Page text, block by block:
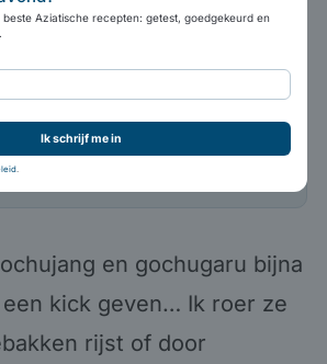
Ik schrijf me in
en gochugaru bijna
kick geven… Ik roer ze
rijst of door
beste Aziatische recepten: getest, goedgekeurd en
Ik schrijf me in
.